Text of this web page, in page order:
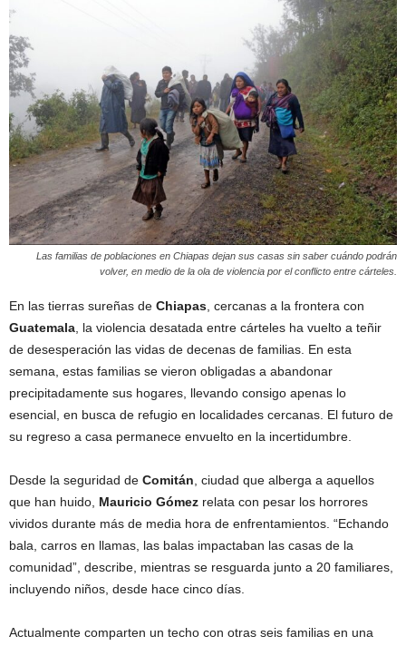
Las familias de poblaciones en Chiapas dejan sus casas sin saber cuándo podrán
volver, en medio de la ola de violencia por el conflicto entre cárteles.
En las tierras sureñas de Chiapas , cercanas a la frontera con
Guatemala , la violencia desatada entre cárteles ha vuelto a teñir
de desesperación las vidas de decenas de familias. En esta
semana, estas familias se vieron obligadas a abandonar
precipitadamente sus hogares, llevando consigo apenas lo
esencial, en busca de refugio en localidades cercanas. El futuro de
su regreso a casa permanece envuelto en la incertidumbre.
Desde la seguridad de Comitán , ciudad que alberga a aquellos
que han huido, Mauricio Gómez relata con pesar los horrores
vividos durante más de media hora de enfrentamientos. “Echando
bala, carros en llamas, las balas impactaban las casas de la
comunidad”, describe, mientras se resguarda junto a 20 familiares,
incluyendo niños, desde hace cinco días.
Actualmente comparten un techo con otras seis familias en una